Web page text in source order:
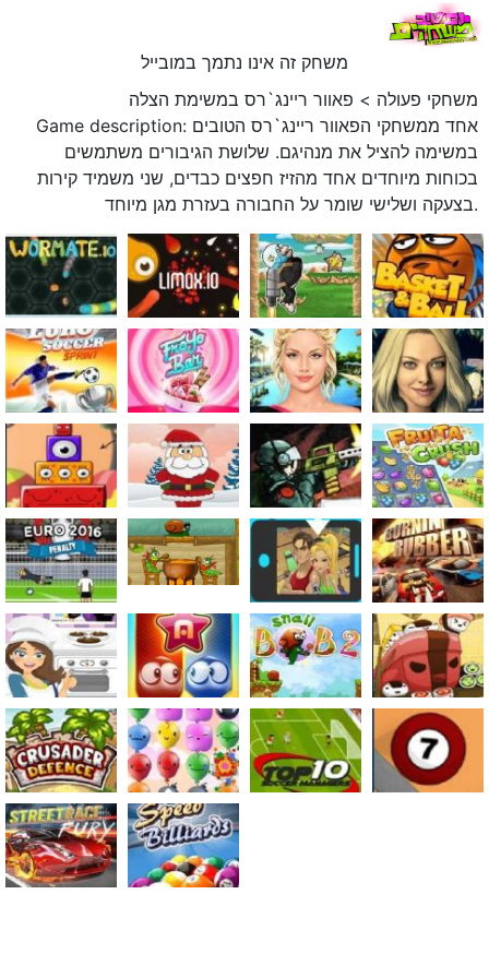
משחק זה אינו נתמך במובייל
משחקי פעולה > פאוור ריינג`רס במשימת הצלה
Game description: אחד ממשחקי הפאוור ריינג`רס הטובים
במשימה להציל את מנהיגם. שלושת הגיבורים משתמשים
בכוחות מיוחדים אחד מהזיז חפצים כבדים, שני משמיד קירות
בצעקה ושלישי שומר על החבורה בעזרת מגן מיוחד.